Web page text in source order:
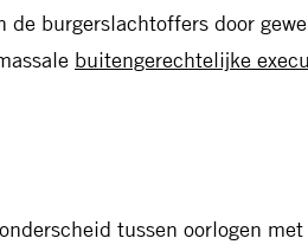
de burgerslachtoffers door
buitengerechtelijke
tussen oorlogen met